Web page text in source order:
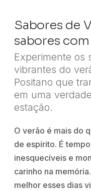
Sabores de
sabores
Experimente os
vibrantes do
Positano que
em uma
estação.
O verão é mais do
de espírito. É
inesquecíveis e
carinho na
melhor esses dias